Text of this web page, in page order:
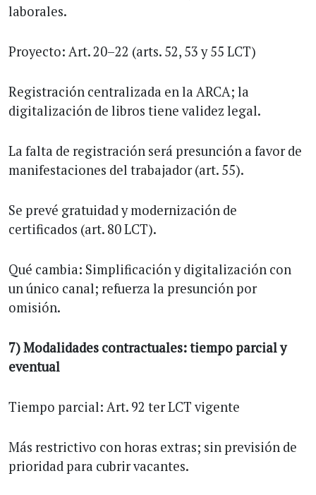
laborales.
Proyecto: Art. 20–22 (arts. 52, 53 y 55 LCT)
Registración centralizada en la ARCA; la
digitalización de libros tiene validez legal.
La falta de registración será presunción a favor de
manifestaciones del trabajador (art. 55).
Se prevé gratuidad y modernización de
certificados (art. 80 LCT).
Qué cambia: Simplificación y digitalización con
un único canal; refuerza la presunción por
omisión.
7) Modalidades contractuales: tiempo parcial y
eventual
Tiempo parcial: Art. 92 ter LCT vigente
Más restrictivo con horas extras; sin previsión de
prioridad para cubrir vacantes.